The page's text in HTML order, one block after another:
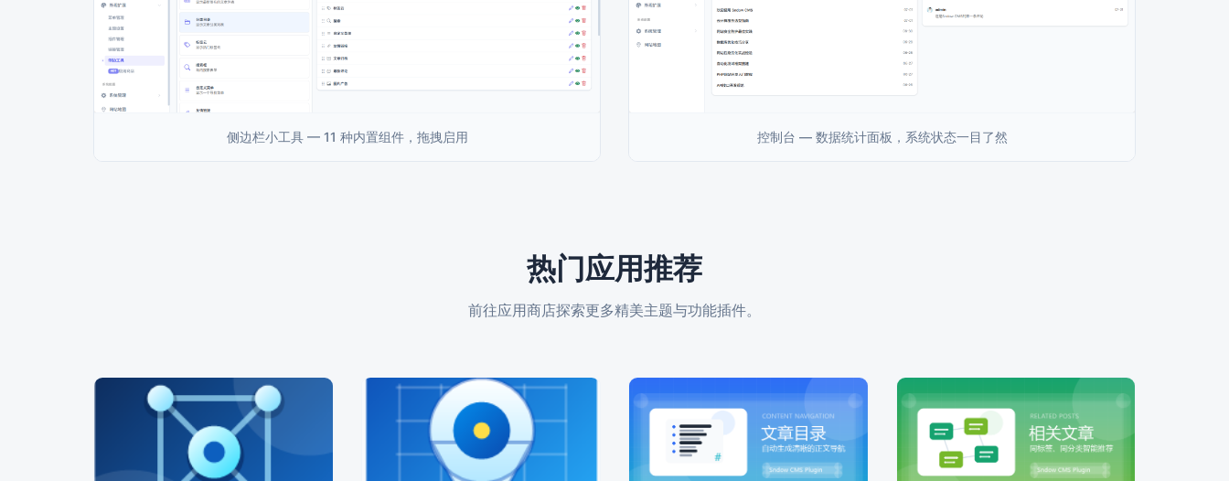
侧边栏小工具 — 11 种内置组件，拖拽启用 控制台 — 数据统计面板，系统状态一目了然
热门应用推荐
前往应用商店探索更多精美主题与功能插件。